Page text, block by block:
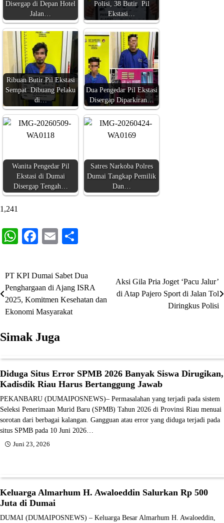
Disergap di Depan Hotel
Jalan…
Polisi, 38 Butir Pil
Ekstasi…
Ribuan Butir Pil Ekstasi
Sempat Dibuang Pelaku
di…
Dua Pengedar Pil Ekstasi
Disergap Diparkiran…
Wanita Pengedar Pil
Ekstasi di Dumai
Disergap Tengah…
Satres Narkoba Polres
Dumai Tangkap Pemilik
Dan…
1,241
WhatsApp
Facebook
Email
Navigasi
pos
PT KPI Dumai Sabet Dua
Penghargaan di Ajang ISRA
2025, Komitmen Kesehatan dan
Ekonomi Masyarakat
Aksi Gila Pria Joget ‘Pacu Jalur’
di Atap Pajero Sport di Jalan Tol
Diringkus Polisi
Simak Juga
Diduga Situs Error SPMB 2026 Banyak Siswa Dirugikan,
Kadisdik Riau Harus Bertanggung Jawab
‎PEKANBARU (DUMAIPOSNEWS)– Permasalahan yang terjadi pada sistem
Seleksi Penerimaan Murid Baru (SPMB) Tahun 2026 di Provinsi Riau menuai
sorotan dari berbagai kalangan. Gangguan atau error yang diduga terjadi pada
situs SPMB pada 10 Juni 2026…
Juni 23, 2026
Keluarga Almarhum H. Awaloeddin Salurkan Rp 500
Juta di Dumai
DUMAI (DUMAIPOSNEWS) – Keluarga Besar Almarhum H. Awaloeddin,